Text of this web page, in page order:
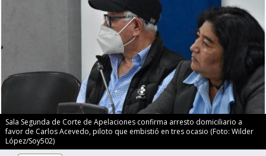
Sala Segunda de Corte de Apelaciones confirma arresto domiciliario a
favor de Carlos Acevedo, piloto que embistió en tres ocasio (Foto: Wilder
López/Soy502)